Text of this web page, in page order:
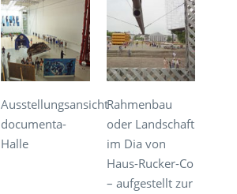
Ausstellungsansicht
documenta-
Halle
Rahmenbau
oder Landschaft
im Dia von
Haus-Rucker-Co
– aufgestellt zur